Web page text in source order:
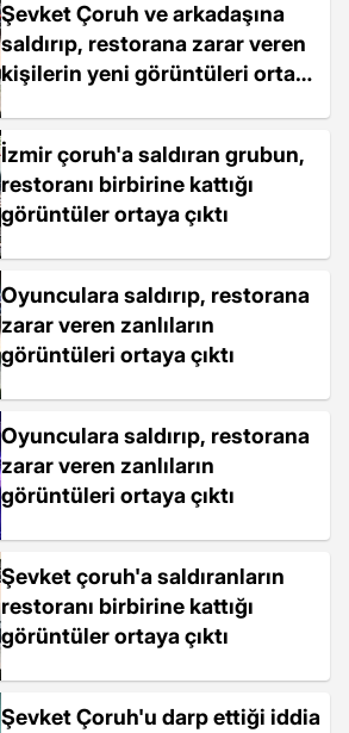
Şevket Çoruh ve arkadaşına
saldırıp, restorana zarar veren
kişilerin yeni görüntüleri ortaya
İzmir çoruh'a saldıran grubun,
restoranı birbirine kattığı
görüntüler ortaya çıktı
Oyunculara saldırıp, restorana
zarar veren zanlıların
görüntüleri ortaya çıktı
Oyunculara saldırıp, restorana
zarar veren zanlıların
görüntüleri ortaya çıktı
Şevket çoruh'a saldıranların
restoranı birbirine kattığı
görüntüler ortaya çıktı
Şevket Çoruh'u darp ettiği iddia